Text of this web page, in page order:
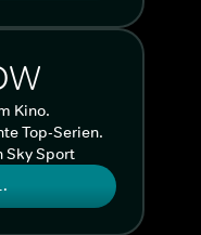
Kino.
Top-Serien.
Sky Sport